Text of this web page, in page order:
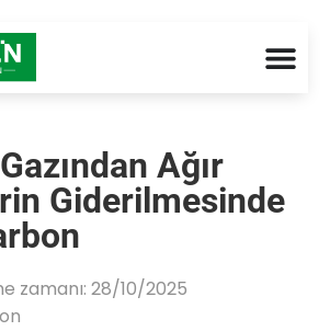
Ağır
Giderilmesinde
zamanı: 28/10/2025